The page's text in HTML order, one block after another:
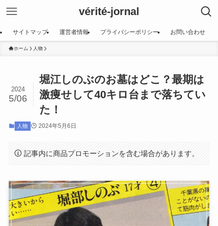
vérité-jornal
サイトマップ 運営者情報 プライバシーポリシー お問い合わせ
ホーム 人物
堀江しのぶのお墓はどこ？最期は
激痩せして40キロ台まで落ちてい
た！
2024
5/06
人物 2024年5月6日
記事内に商品プロモーションを含む場合があります。